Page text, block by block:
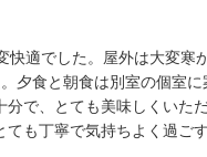
適でした。屋外は大変寒
夕食と朝食は別室の個室
で、とても美味しくいた
も丁寧で気持ちよく過ご